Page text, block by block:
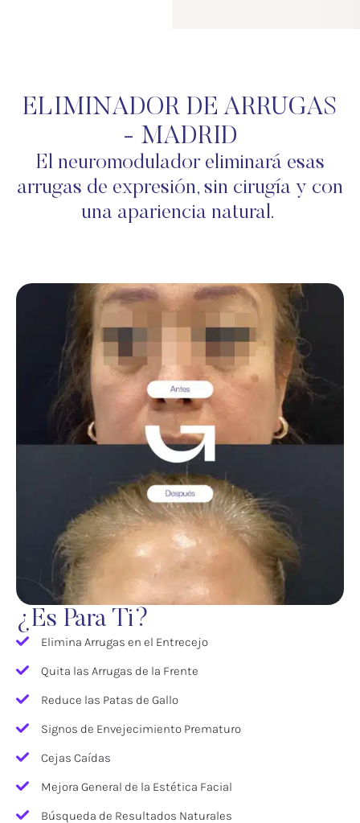
ELIMINADOR DE ARRUGAS
- MADRID
El neuromodulador eliminará esas
arrugas de expresión, sin cirugía y con
una apariencia natural.
¿Es Para Ti?
Elimina Arrugas en el Entrecejo
Quita las Arrugas de la Frente
Reduce las Patas de Gallo
Signos de Envejecimiento Prematuro
Cejas Caídas
Mejora General de la Estética Facial
Búsqueda de Resultados Naturales